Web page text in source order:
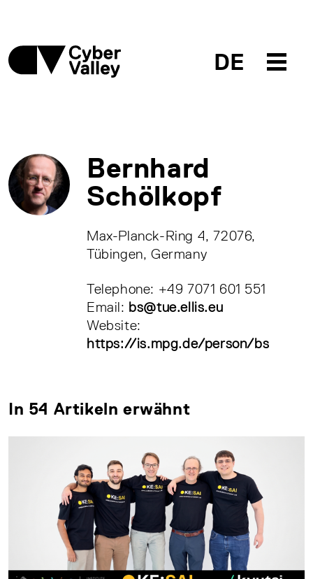
DE
Bernhard
Schölkopf
Max-Planck-Ring 4, 72076,
Tübingen, Germany
Telephone: +49 7071 601 551
Email: bs@tue.ellis.eu
Website:
https://is.mpg.de/person/bs
In 54 Artikeln erwähnt